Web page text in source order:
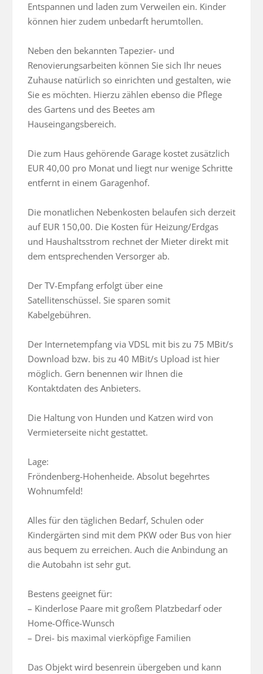
Entspannen und laden zum Verweilen ein. Kinder
können hier zudem unbedarft herumtollen.
Neben den bekannten Tapezier- und
Renovierungsarbeiten können Sie sich Ihr neues
Zuhause natürlich so einrichten und gestalten, wie
Sie es möchten. Hierzu zählen ebenso die Pflege
des Gartens und des Beetes am
Hauseingangsbereich.
Die zum Haus gehörende Garage kostet zusätzlich
EUR 40,00 pro Monat und liegt nur wenige Schritte
entfernt in einem Garagenhof.
Die monatlichen Nebenkosten belaufen sich derzeit
auf EUR 150,00. Die Kosten für Heizung/Erdgas
und Haushaltsstrom rechnet der Mieter direkt mit
dem entsprechenden Versorger ab.
Der TV-Empfang erfolgt über eine
Satellitenschüssel. Sie sparen somit
Kabelgebühren.
Der Internetempfang via VDSL mit bis zu 75 MBit/s
Download bzw. bis zu 40 MBit/s Upload ist hier
möglich. Gern benennen wir Ihnen die
Kontaktdaten des Anbieters.
Die Haltung von Hunden und Katzen wird von
Vermieterseite nicht gestattet.
Lage:
Fröndenberg-Hohenheide. Absolut begehrtes
Wohnumfeld!
Alles für den täglichen Bedarf, Schulen oder
Kindergärten sind mit dem PKW oder Bus von hier
aus bequem zu erreichen. Auch die Anbindung an
die Autobahn ist sehr gut.
Bestens geeignet für:
– Kinderlose Paare mit großem Platzbedarf oder
Home-Office-Wunsch
– Drei- bis maximal vierköpfige Familien
Das Objekt wird besenrein übergeben und kann